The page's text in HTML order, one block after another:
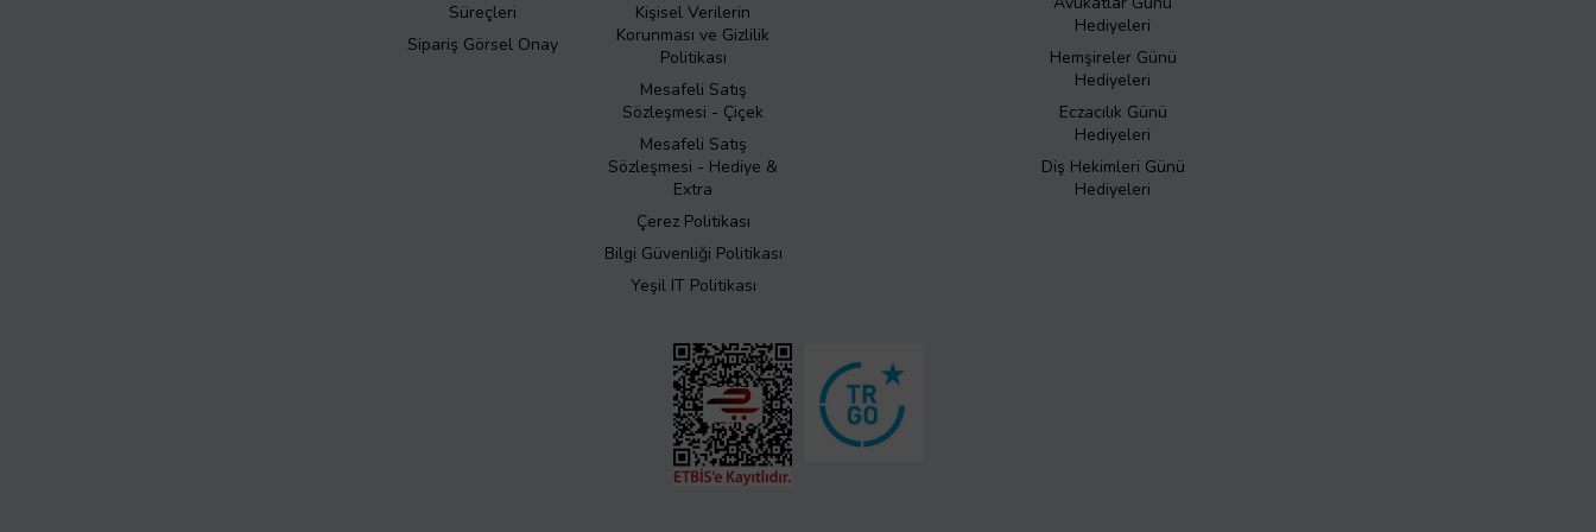
Süreçleri
Sipariş Görsel Onay
Kişisel Verilerin
Korunması ve Gizlilik
Politikası
Mesafeli Satış
Sözleşmesi - Çiçek
Mesafeli Satış
Sözleşmesi - Hediye &
Extra
Çerez Politikası
Bilgi Güvenliği Politikası
Yeşil IT Politikası
Hediyeleri
Hemşireler Günü
Hediyeleri
Eczacılık Günü
Hediyeleri
Diş Hekimleri Günü
Hediyeleri